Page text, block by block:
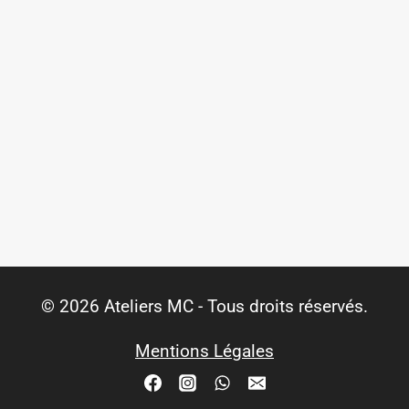
© 2026 Ateliers MC - Tous droits réservés.
Mentions Légales